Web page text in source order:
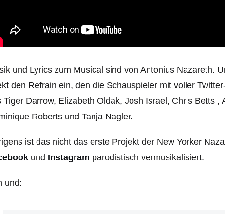
und Lyrics zum Musical sind von Antonius Nazareth.
den Refrain ein, den die Schauspieler mit voller
Tiger Darrow, Elizabeth Oldak, Josh Israel, Chris Betts ,
Roberts und Tanja Nagler.
ist das nicht das erste Projekt der New Yorker
und Instagram parodistisch vermusikalisiert.
und: